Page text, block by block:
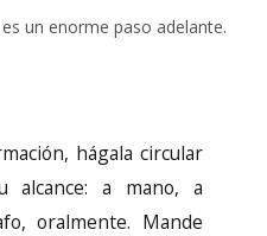
un enorme paso adelante.
hágala circular
a mano, a
oralmente. Mande